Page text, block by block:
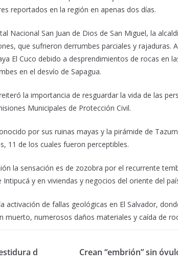
reportados en la región en apenas dos días.
Nacional San Juan de Dios de San Miguel, la
que sufrieron derrumbes parciales y rajaduras.
El Cuco debido a desprendimientos de rocas en
en el desvío de Sapagua.
la importancia de resguardar la vida de las
Municipales de Protección Civil.
por sus ruinas mayas y la pirámide de
11 de los cuales fueron perceptibles.
la sensación es de zozobra por el recurrente
y en viviendas y negocios del oriente del
de fallas geológicas en El Salvador,
muerto, numerosos daños materiales y caída de
d
Crean “embrión” sin